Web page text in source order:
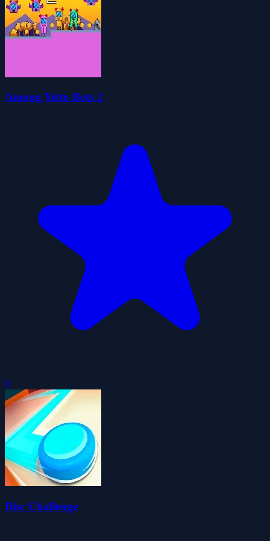
Among Yetto Bots 2
0
Disc Challenge